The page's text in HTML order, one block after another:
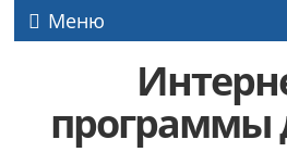
Меню
программы